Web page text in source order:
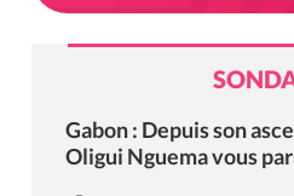
Gabon : Depuis son
Oligui Nguema vous